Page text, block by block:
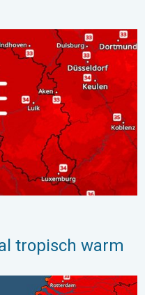
Tot maximaal 35
tropisch warm
. . donderdag